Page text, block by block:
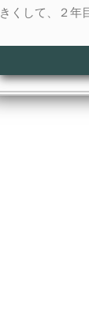
きくして、２年